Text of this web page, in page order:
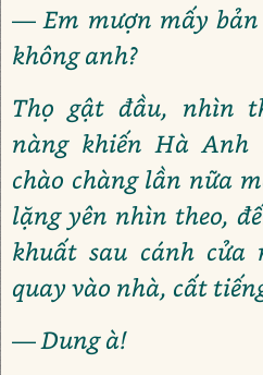
— Em mượn mấy
không anh?
Thọ gật đầu, nhìn
nàng khiến Hà Anh
chào chàng lần nữa
lặng yên nhìn theo,
khuất sau cánh cửa
quay vào nhà, cất
— Dung à!